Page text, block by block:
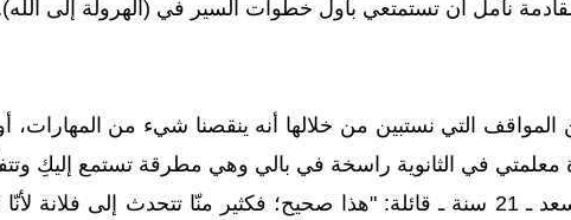
نأمل أن تستمتعي بأول خطوات السير في (الهرولة إلى
المواقف التي نستبين من خلالها أنه ينقصنا شيء من المهارات،
"مازالت صورة معلمتي في الثانوية راسخة في بالي وهي مطرقة تستمع
أكون مثلها أجيد الاستماع".. وتعقب أمل سعد ـ 21 سنة ـ قائلة: "هذا صحيح؛ فكثير منّا